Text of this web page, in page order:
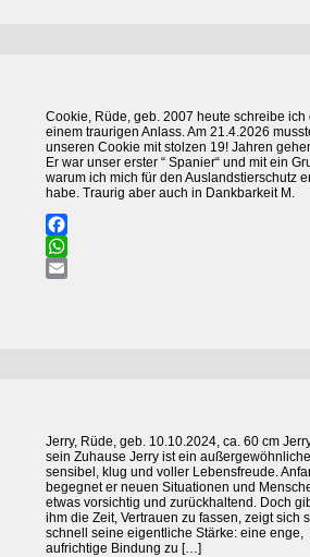
Cookie, Rüde, geb. 2007 heute schreibe ich
einem traurigen Anlass. Am 21.4.2026
unseren Cookie mit stolzen 19! Jahren
Er war unser erster “ Spanier“ und mit ein
warum ich mich für den Auslandstierschutz
habe. Traurig aber auch in Dankbarkeit M.
Facebook
WhatsApp
Jerry, Rüde, geb. 10.10.2024, ca. 60 cm
sein Zuhause Jerry ist ein
sensibel, klug und voller Lebensfreude.
begegnet er neuen Situationen und
etwas vorsichtig und zurückhaltend. Doch
ihm die Zeit, Vertrauen zu fassen, zeigt sich
schnell seine eigentliche Stärke: eine enge,
aufrichtige Bindung zu […]